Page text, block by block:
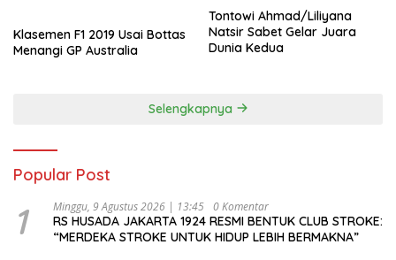
Klasemen F1 2019 Usai Bottas
Menangi GP Australia
Tontowi Ahmad/Liliyana
Natsir Sabet Gelar Juara
Dunia Kedua
Selengkapnya
Popular Post
1 Minggu, 9 Agustus 2026 | 13:45 0 Komentar
RS HUSADA JAKARTA 1924 RESMI BENTUK CLUB STROKE:
“MERDEKA STROKE UNTUK HIDUP LEBIH BERMAKNA”